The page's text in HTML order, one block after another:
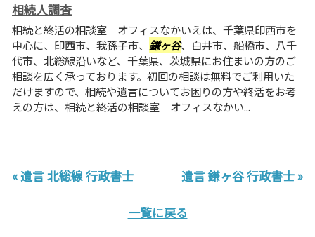
相続人調査
相続と終活の相談室 オフィスなかいえは、千葉県印西市を
中心に、印西市、我孫子市、 鎌ヶ谷、白井市、船橋市、八千
代市、北総線沿いなど、千葉県、茨城県にお住まいの方のご
相談を広く承っております。初回の相談は無料でご利用いた
だけますので、相続や遺言についてお困りの方や終活をお考
えの方は、相続と終活の相談室 オフィスなかい...
« 遺言 北総線 行政書士 遺言 鎌ヶ谷 行政書士 »
一覧に戻る